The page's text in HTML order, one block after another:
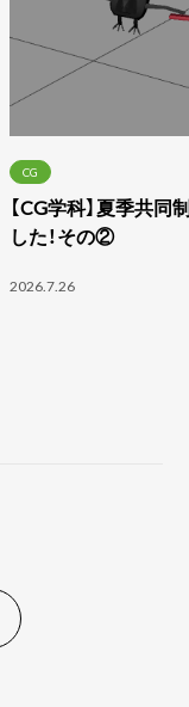
CG
【CG学科】夏季共
した！その②
2026.7.26